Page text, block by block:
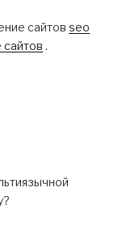
сайтов seo
.